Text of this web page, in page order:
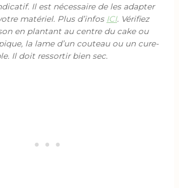
Il est nécessaire de les adapter
matériel. Plus d’infos ICI. Vérifiez
en plantant au centre du cake ou
la lame d’un couteau ou un cure-
Il doit ressortir bien sec.